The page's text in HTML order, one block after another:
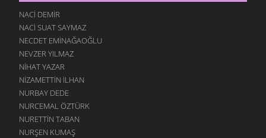
NACI DEMIR
NACI SUAT SAYMAZ
NECDET EMINAĞAOĞLU
NEVZER YILMAZ
NIHAT YAZAR
NIZAMETTIN İLHAN
NURBAY DEDE
NURCEMAL ÖZTÜRK
NURETTIN TABAN
NURŞEN KUMAŞ